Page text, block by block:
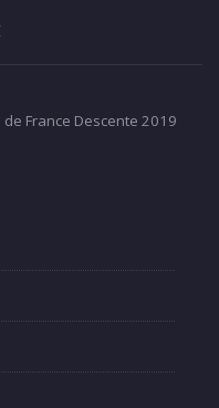
France Descente 2019